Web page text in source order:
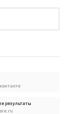
результаты